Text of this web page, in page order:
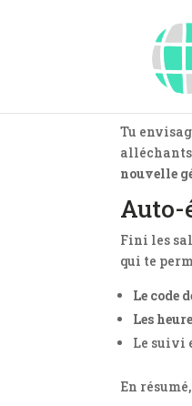
Tu
nouvelle
Auto-
Fini les
qui te
Le code
Les
Le suivi
En